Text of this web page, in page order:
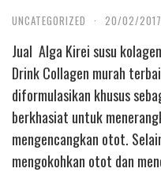
UNCATEGORIZED · 20/02/2017
Jual Alga Kirei susu
Drink Collagen murah
diformulasikan khusus
berkhasiat untuk
mengencangkan otot.
mengokohkan otot dan